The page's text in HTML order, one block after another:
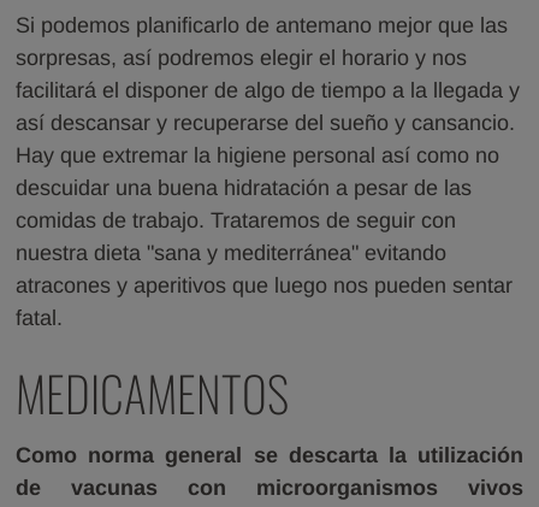
Si podemos planificarlo de antemano mejor que las
sorpresas, así podremos elegir el horario y nos
facilitará el disponer de algo de tiempo a la llegada y
así descansar y recuperarse del sueño y cansancio.
Hay que extremar la higiene personal así como no
descuidar una buena hidratación a pesar de las
comidas de trabajo. Trataremos de seguir con
nuestra dieta "sana y mediterránea" evitando
atracones y aperitivos que luego nos pueden sentar
fatal.
MEDICAMENTOS
Como norma general se descarta la utilización
de vacunas con microorganismos vivos